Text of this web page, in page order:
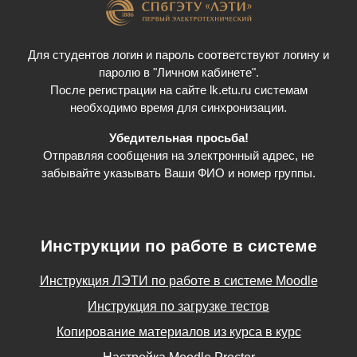
Для студентов логин и пароль соответствуют логину и
паролю в "Личном кабинете".
После регистрации на сайте lk.etu.ru системам
необходимо время для синхронизации.
Убедительная просьба!
Отправляя сообщения на электронный адрес, не
забывайте указывать Ваши ФИО и номер группы.
Инструкции по работе в системе
Инструкция ЛЭТИ по работе в системе Moodle
Инструкция по загрузке тестов
Копирование материалов из курса в курс